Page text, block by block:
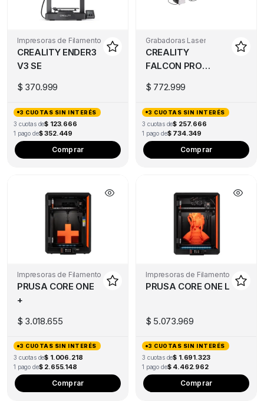
Impresoras de Filamento
CREALITY ENDER3
V3 SE
$ 370.999
3 CUOTAS SIN INTERÉS
3 cuotas de$ 123.666
1 pago de$ 352.449
Comprar
Grabadoras Laser
CREALITY
FALCON PRO
$ 772.999
3 CUOTAS SIN INTERÉS
3 cuotas de$ 257.666
1 pago de$ 734.349
Comprar
Impresoras de Filamento
PRUSA CORE ONE
+
$ 3.018.655
3 CUOTAS SIN INTERÉS
3 cuotas de$ 1.006.218
1 pago de$ 2.655.148
Comprar
Impresoras de Filamento
PRUSA CORE ONE L
$ 5.073.969
3 CUOTAS SIN INTERÉS
3 cuotas de$ 1.691.323
1 pago de$ 4.462.962
Comprar